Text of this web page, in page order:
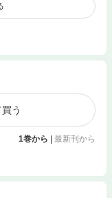
う
1巻から | 最新刊から